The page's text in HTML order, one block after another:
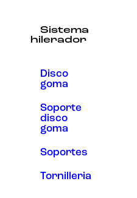
Sistema
hilerador
Disco
goma
Soporte
disco
goma
Soportes
Tornilleria